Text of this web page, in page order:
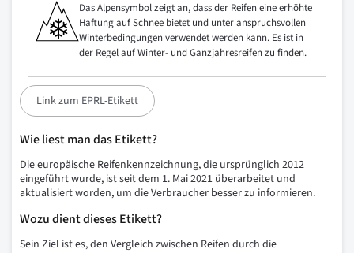
Das Alpensymbol zeigt an, dass der Reifen eine erhöhte
Haftung auf Schnee bietet und unter anspruchsvollen
Winterbedingungen verwendet werden kann. Es ist in
der Regel auf Winter- und Ganzjahresreifen zu finden.
Link zum EPRL-Etikett
Wie liest man das Etikett?
Die europäische Reifenkennzeichnung, die ursprünglich 2012
eingeführt wurde, ist seit dem 1. Mai 2021 überarbeitet und
aktualisiert worden, um die Verbraucher besser zu informieren.
Wozu dient dieses Etikett?
Sein Ziel ist es, den Vergleich zwischen Reifen durch die